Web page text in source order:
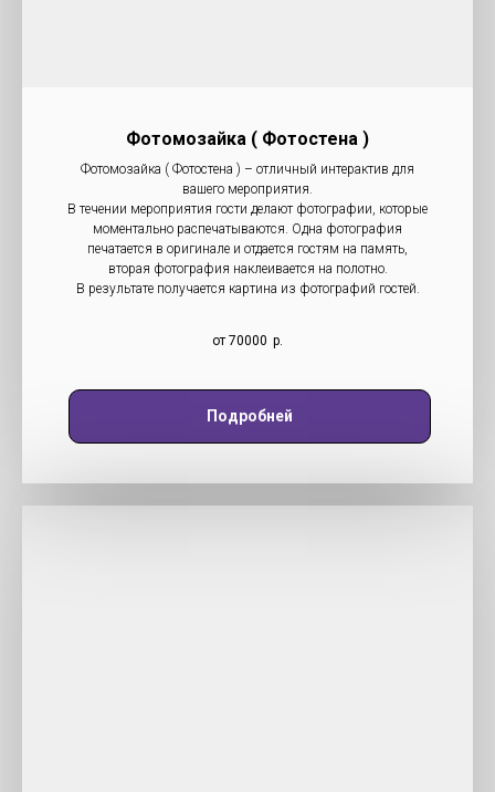
Фотомозайка ( Фотостена )
Фотомозайка ( Фотостена ) – отличный интерактив для
вашего мероприятия.
В течении мероприятия гости делают фотографии, которые
моментально распечатываются. Одна фотография
печатается в оригинале и отдается гостям на память,
вторая фотография наклеивается на полотно.
В результате получается картина из фотографий гостей.
от 70000 р.
Подробней